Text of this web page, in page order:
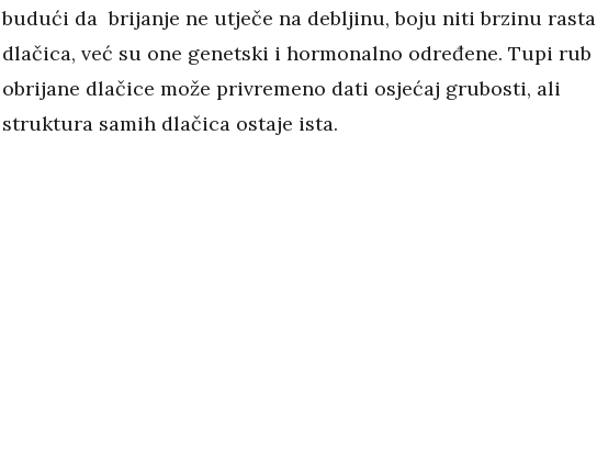
budući da brijanje ne utječe na debljinu, boju niti brzinu rasta
dlačica, već su one genetski i hormonalno određene. Tupi rub
obrijane dlačice može privremeno dati osjećaj grubosti, ali
struktura samih dlačica ostaje ista.